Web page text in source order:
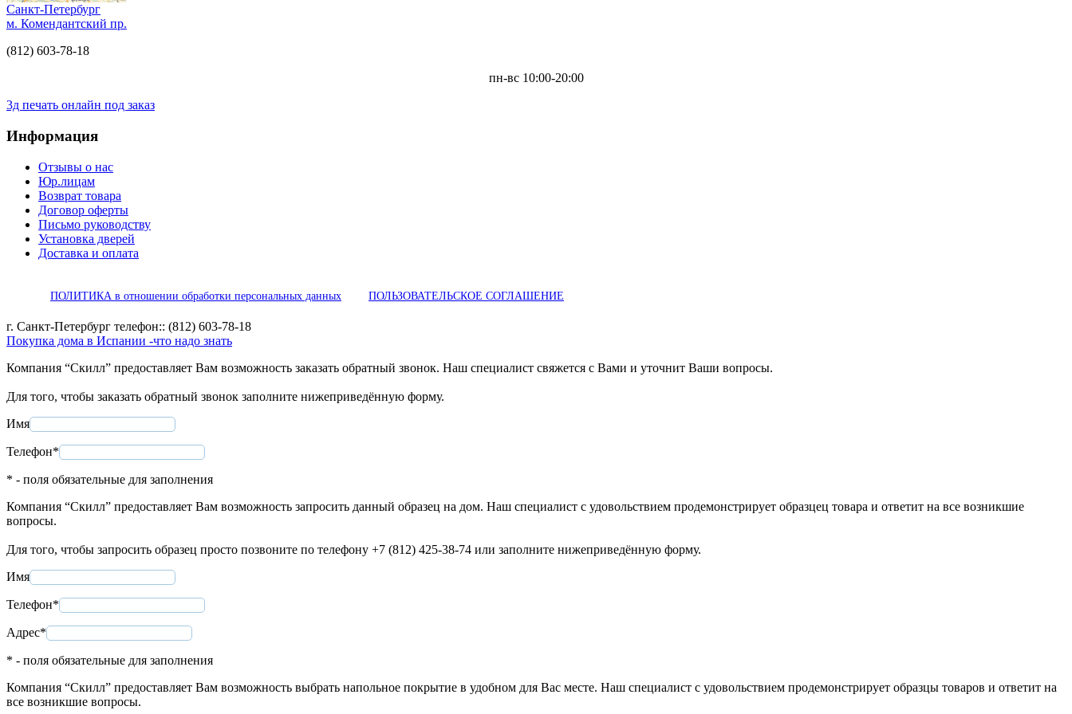
Санкт-Петербург
м. Комендантский пр.
(812) 603-78-18
пн-вс 10:00-20:00
3д печать онлайн под заказ
Информация
Отзывы о нас
Юр.лицам
Возврат товара
Договор оферты
Письмо руководству
Установка дверей
Доставка и оплата
ПОЛИТИКА в отношении обработки персональных данных ПОЛЬЗОВАТЕЛЬСКОЕ СОГЛАШЕНИЕ
г. Санкт-Петербург телефон:: (812) 603-78-18
Покупка дома в Испании -что надо знать
Компания “Скилл” предоставляет Вам возможность заказать обратный звонок. Наш специалист свяжется с Вами и уточнит Ваши вопросы.
Для того, чтобы заказать обратный звонок заполните нижеприведённую форму.
Имя
Телефон*
* - поля обязательные для заполнения
Компания “Скилл” предоставляет Вам возможность запросить данный образец на дом. Наш специалист с удовольствием продемонстрирует образцец товара и ответит на все возникшие
вопросы.
Для того, чтобы запросить образец просто позвоните по телефону +7 (812) 425-38-74 или заполните нижеприведённую форму.
Имя
Телефон*
Адрес*
* - поля обязательные для заполнения
Компания “Скилл” предоставляет Вам возможность выбрать напольное покрытие в удобном для Вас месте. Наш специалист с удовольствием продемонстрирует образцы товаров и ответит на
все возникшие вопросы.